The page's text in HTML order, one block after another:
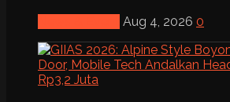
Aug 4, 2026 0